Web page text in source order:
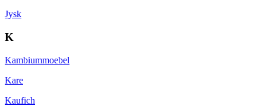
Jysk
K
Kambiummoebel
Kare
Kaufich